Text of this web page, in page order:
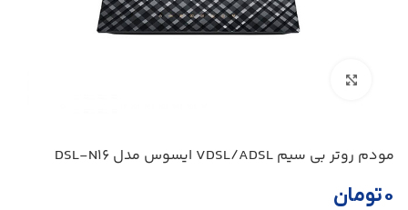
مودم روتر بی سیم VDSL/ADSL ایسوس مدل DSL-N16
۰تومان